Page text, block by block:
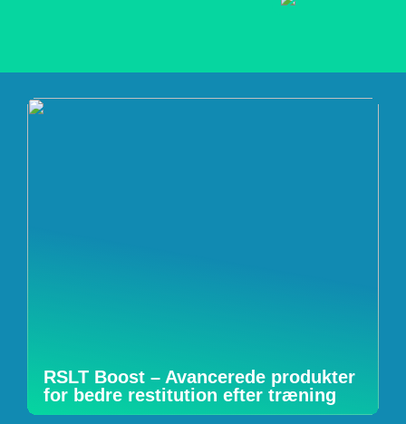
RSLT Boost – Avancerede produkter
for bedre restitution efter træning